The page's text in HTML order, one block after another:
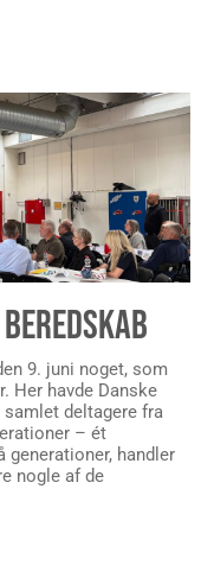
9. juni noget, som
Her havde Danske
samlet deltagere fra
– ét
generationer, handler
nogle af de